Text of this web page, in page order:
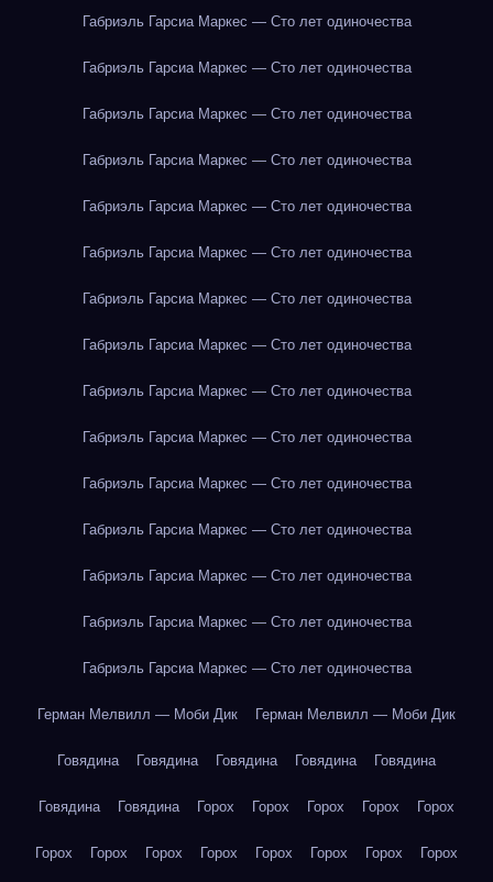
Габриэль Гарсиа Маркес — Сто лет одиночества
Габриэль Гарсиа Маркес — Сто лет одиночества
Габриэль Гарсиа Маркес — Сто лет одиночества
Габриэль Гарсиа Маркес — Сто лет одиночества
Габриэль Гарсиа Маркес — Сто лет одиночества
Габриэль Гарсиа Маркес — Сто лет одиночества
Габриэль Гарсиа Маркес — Сто лет одиночества
Габриэль Гарсиа Маркес — Сто лет одиночества
Габриэль Гарсиа Маркес — Сто лет одиночества
Габриэль Гарсиа Маркес — Сто лет одиночества
Габриэль Гарсиа Маркес — Сто лет одиночества
Габриэль Гарсиа Маркес — Сто лет одиночества
Габриэль Гарсиа Маркес — Сто лет одиночества
Габриэль Гарсиа Маркес — Сто лет одиночества
Габриэль Гарсиа Маркес — Сто лет одиночества
Герман Мелвилл — Моби Дик Герман Мелвилл — Моби Дик
Говядина Говядина Говядина Говядина Говядина
Говядина Говядина Горох Горох Горох Горох Горох
Горох Горох Горох Горох Горох Горох Горох Горох